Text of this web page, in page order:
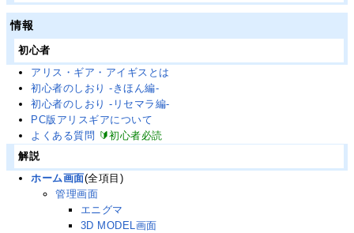
情報
初心者
アリス・ギア・アイギスとは
初心者のしおり -きほん編-
初心者のしおり -リセマラ編-
PC版アリスギアについて
よくある質問 🔰初心者必読
解説
ホーム画面(全項目)
管理画面
エニグマ
3D MODEL画面